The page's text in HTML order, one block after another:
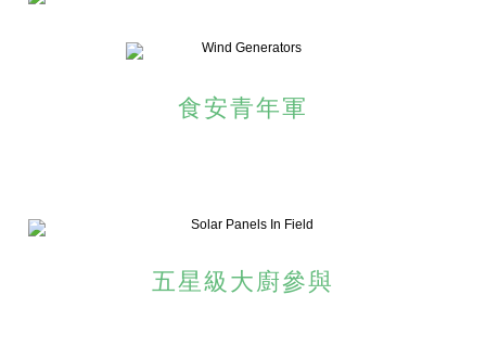
食安青年軍
五星級大廚參與